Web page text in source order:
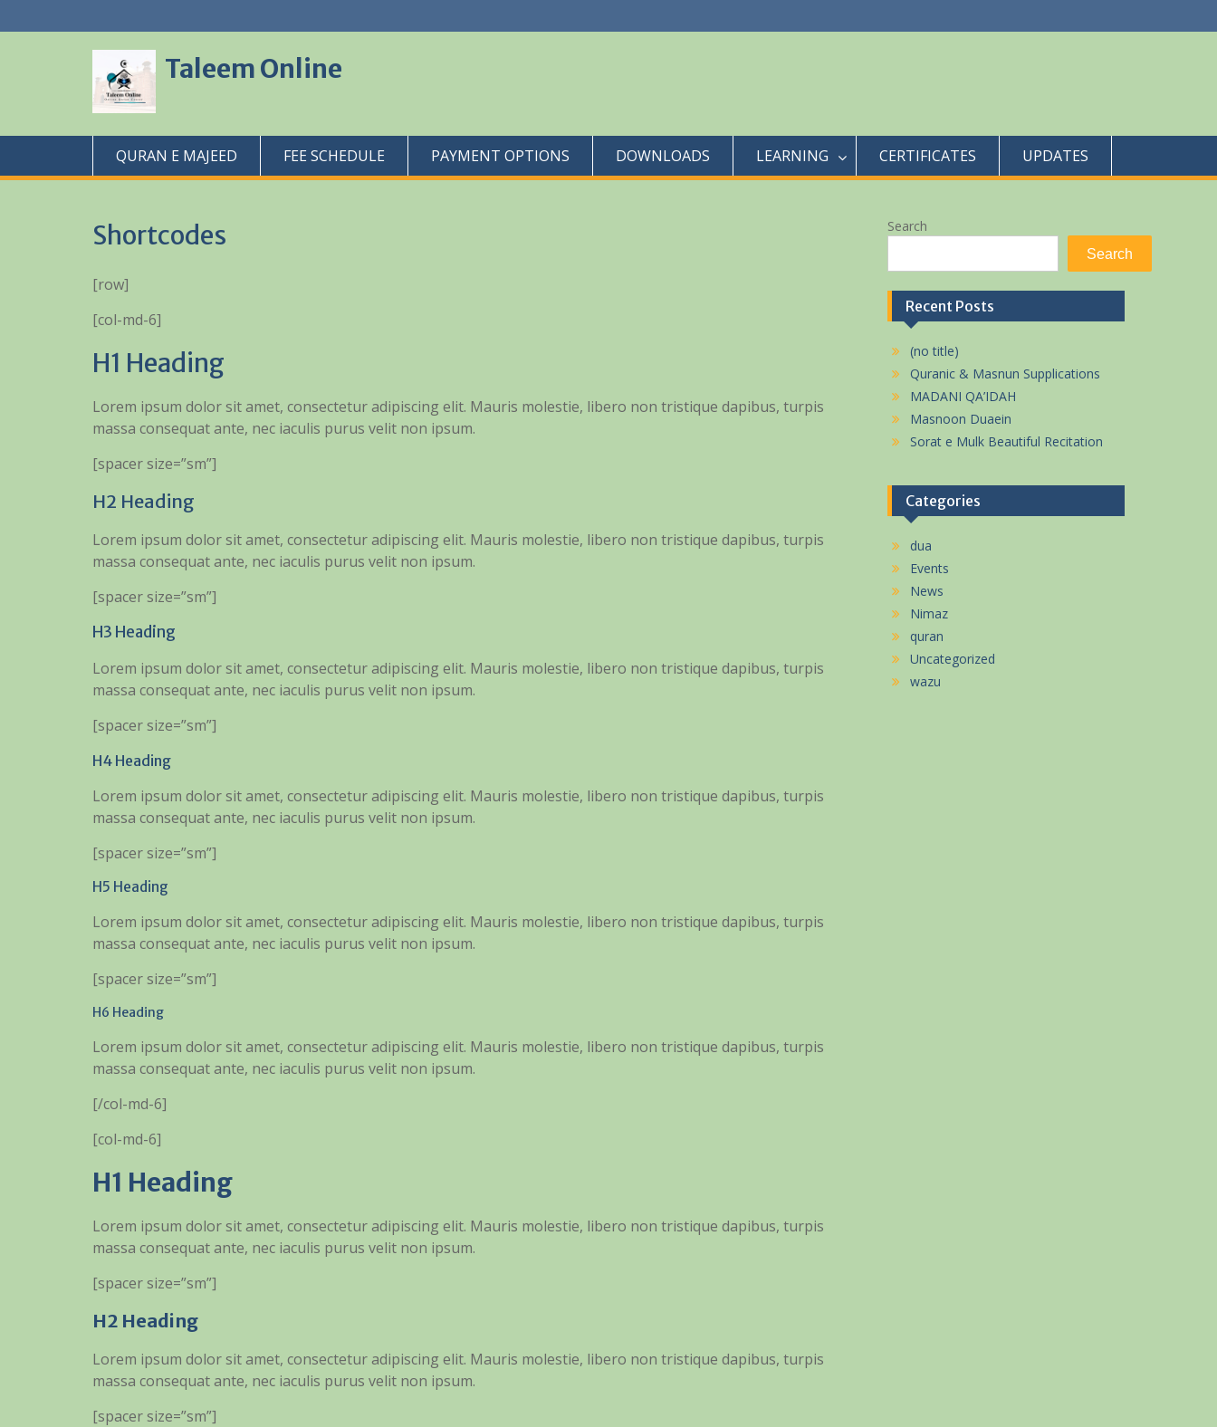
to
Taleem Online
QURAN E MAJEED FEE SCHEDULE PAYMENT OPTIONS DOWNLOADS LEARNING CERTIFICATES UPDATES
Shortcodes
[row]
[col-md-6]
H1 Heading
Lorem ipsum dolor sit amet, consectetur adipiscing elit. Mauris molestie, libero non tristique dapibus, turpis
massa consequat ante, nec iaculis purus velit non ipsum.
[spacer size=”sm”]
H2 Heading
Lorem ipsum dolor sit amet, consectetur adipiscing elit. Mauris molestie, libero non tristique dapibus, turpis
massa consequat ante, nec iaculis purus velit non ipsum.
[spacer size=”sm”]
H3 Heading
Lorem ipsum dolor sit amet, consectetur adipiscing elit. Mauris molestie, libero non tristique dapibus, turpis
massa consequat ante, nec iaculis purus velit non ipsum.
[spacer size=”sm”]
H4 Heading
Lorem ipsum dolor sit amet, consectetur adipiscing elit. Mauris molestie, libero non tristique dapibus, turpis
massa consequat ante, nec iaculis purus velit non ipsum.
[spacer size=”sm”]
H5 Heading
Lorem ipsum dolor sit amet, consectetur adipiscing elit. Mauris molestie, libero non tristique dapibus, turpis
massa consequat ante, nec iaculis purus velit non ipsum.
[spacer size=”sm”]
H6 Heading
Lorem ipsum dolor sit amet, consectetur adipiscing elit. Mauris molestie, libero non tristique dapibus, turpis
massa consequat ante, nec iaculis purus velit non ipsum.
[/col-md-6]
[col-md-6]
H1 Heading
Lorem ipsum dolor sit amet, consectetur adipiscing elit. Mauris molestie, libero non tristique dapibus, turpis
massa consequat ante, nec iaculis purus velit non ipsum.
[spacer size=”sm”]
H2 Heading
Lorem ipsum dolor sit amet, consectetur adipiscing elit. Mauris molestie, libero non tristique dapibus, turpis
massa consequat ante, nec iaculis purus velit non ipsum.
[spacer size=”sm”]
Search
Search
Recent Posts
(no title)
Quranic & Masnun Supplications
MADANI QA’IDAH
Masnoon Duaein
Sorat e Mulk Beautiful Recitation
Categories
dua
Events
News
Nimaz
quran
Uncategorized
wazu